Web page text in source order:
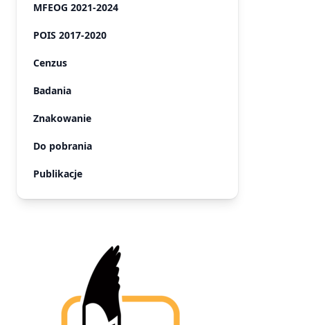
MFEOG 2021-2024
POIS 2017-2020
Cenzus
Badania
Znakowanie
Do pobrania
Publikacje